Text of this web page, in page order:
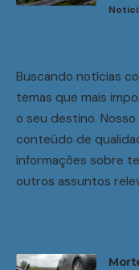
Buscando notícias
temas que mais
o seu destino.
conteúdo de
informações sobre
outros assuntos